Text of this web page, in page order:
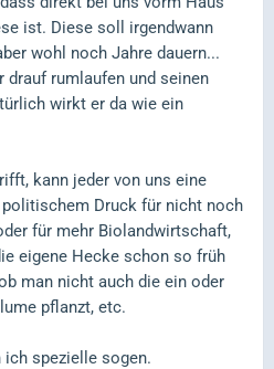
ist. Diese soll irgendwann
wohl noch Jahre dauern...
drauf rumlaufen und seinen
wirkt er da wie ein
kann jeder von uns eine
Druck für nicht noch
für mehr Biolandwirtschaft,
eigene Hecke schon so früh
man nicht auch die ein oder
pflanzt, etc.
ich spezielle sogen.